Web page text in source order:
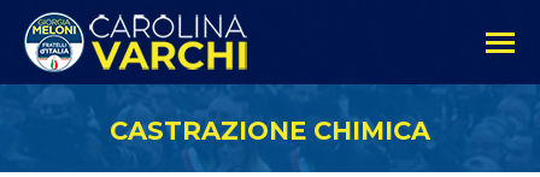
CASTRAZIONE CHIMICA